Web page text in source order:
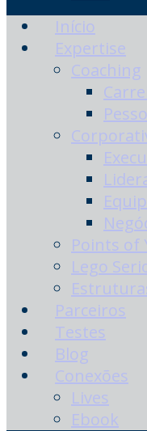
Início
Expertise
Coaching
Points of
Lego
Parceiros
Testes
Blog
Conexões
Lives
Ebook